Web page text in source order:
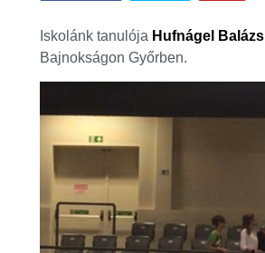
Iskolánk tanulója Hufnágel Balázs
Bajnokságon Győrben.